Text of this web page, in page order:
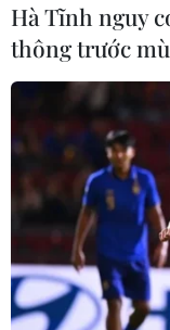
Hà Tĩnh nguy
thông trước